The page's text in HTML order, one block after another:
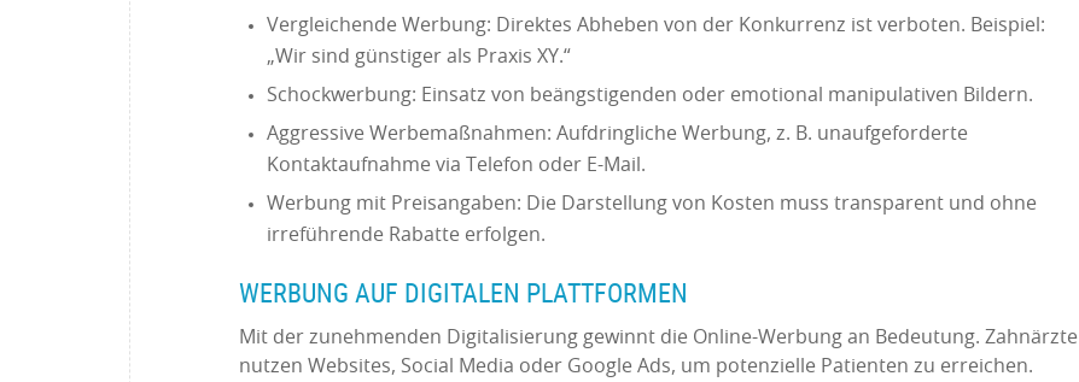
Vergleichende Werbung: Direktes Abheben von der Konkurrenz ist verboten. Beispiel:
„Wir sind günstiger als Praxis XY.“
Schockwerbung: Einsatz von beängstigenden oder emotional manipulativen Bildern.
Aggressive Werbemaßnahmen: Aufdringliche Werbung, z. B. unaufgeforderte
Kontaktaufnahme via Telefon oder E-Mail.
Werbung mit Preisangaben: Die Darstellung von Kosten muss transparent und ohne
irreführende Rabatte erfolgen.
WERBUNG AUF DIGITALEN PLATTFORMEN
Mit der zunehmenden Digitalisierung gewinnt die Online-Werbung an Bedeutung. Zahnärzte
nutzen Websites, Social Media oder Google Ads, um potenzielle Patienten zu erreichen.